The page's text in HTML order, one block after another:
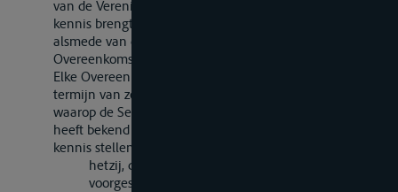
van de Verenigde Naties toegezonden, die deze ter
kennis brengt van alle Overeenkomstsluitende Partijen,
alsmede van de in artikel 10, eerste lid, van deze
Overeenkomst bedoelde landen.
Elke Overeenkomstsluitende Partij kan, binnen een
termijn van zes maanden te rekenen van de datum
waarop de Secretaris-Generaal het voorstel tot wijziging
heeft bekend gemaakt, de Secretaris-Generaal ervan in
kennis stellen
hetzij, dat zij bezwaar maakt tegen de
voorgestelde wijziging;